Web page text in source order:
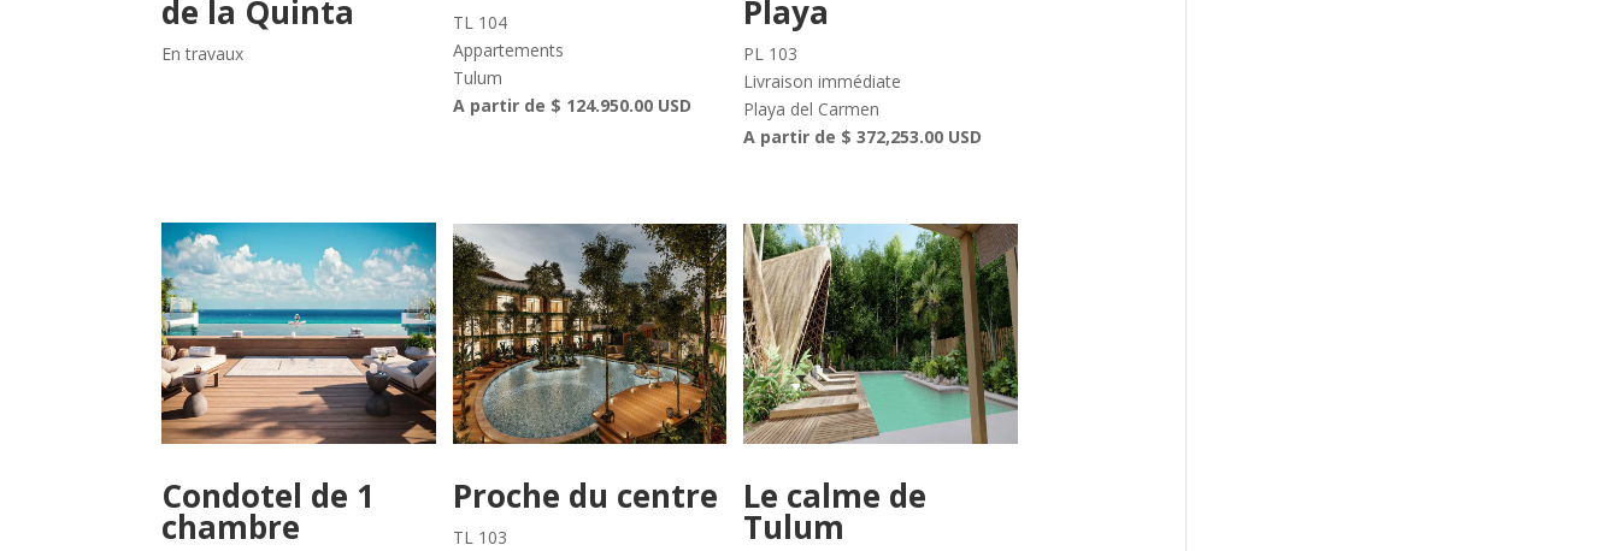
de la Quinta
En travaux
TL 104
Appartements
Tulum
A partir de $ 124.950.00 USD
Playa
PL 103
Livraison immédiate
Playa del Carmen
A partir de $ 372,253.00 USD
Condotel de 1
chambre
Proche du centre
TL 103
Le calme de
Tulum